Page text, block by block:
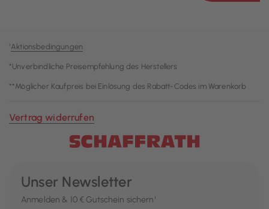
¹Aktionsbedingungen
*Unverbindliche Preisempfehlung des Herstellers
**Möglicher Kaufpreis bei Einlösung des Rabatt-Codes im Warenkorb
Vertrag widerrufen
Unser Newsletter
Anmelden & 10 € Gutschein sichern¹